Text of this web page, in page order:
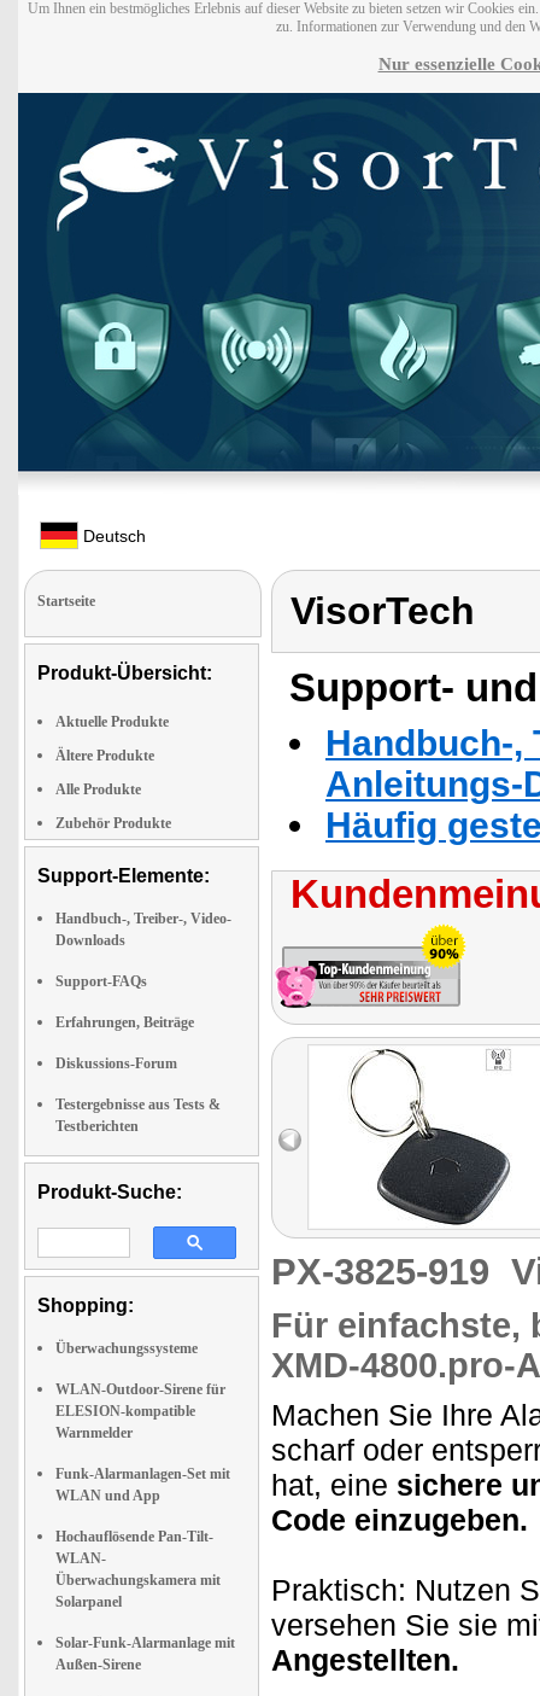
Um Ihnen ein bestmögliches Erlebnis auf dieser Website zu bieten setzen wir Cookies
zu. Informationen zur Verwendung und den
Nur essenzielle
Deutsch
Startseite
Produkt-Übersicht:
Aktuelle Produkte
Ältere Produkte
Alle Produkte
Zubehör Produkte
Support-Elemente:
Handbuch-, Treiber-, Video-
Downloads
Support-FAQs
Erfahrungen, Beiträge
Diskussions-Forum
Testergebnisse aus Tests &
Testberichten
Produkt-Suche:
Shopping:
Überwachungssysteme
WLAN-Outdoor-Sirene für
ELESION-kompatible
Warnmelder
Funk-Alarmanlagen-Set mit
WLAN und App
Hochauflösende Pan-Tilt-
WLAN-
Überwachungskamera mit
Solarpanel
Solar-Funk-Alarmanlage mit
Außen-Sirene
VisorTech
Support-
Handbuch-,
Anleitungs-
Häufig
PX-3825-919
Für einfachste,
XMD-4800.pro-
Machen Sie Ihre
scharf oder
hat, eine sichere
Code einzugeben.
Praktisch: Nutzen
versehen Sie sie
Angestellten.